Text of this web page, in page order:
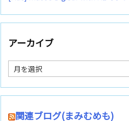
アーカイブ
ア
ー
カ
イ
関連ブログ(まみむめも)